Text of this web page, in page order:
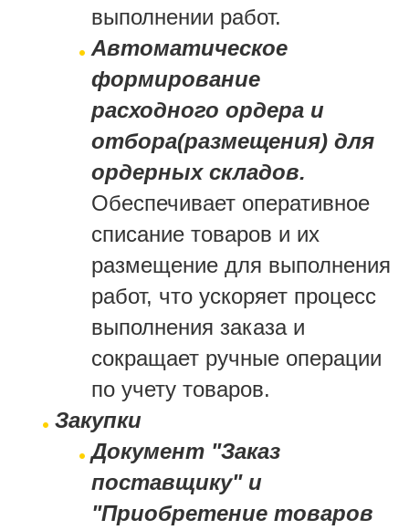
выполнении работ.
Автоматическое
формирование
расходного ордера и
отбора(размещения) для
ордерных складов.
Обеспечивает оперативное
списание товаров и их
размещение для выполнения
работ, что ускоряет процесс
выполнения заказа и
сокращает ручные операции
по учету товаров.
Закупки
Документ "Заказ
поставщику" и
"Приобретение товаров